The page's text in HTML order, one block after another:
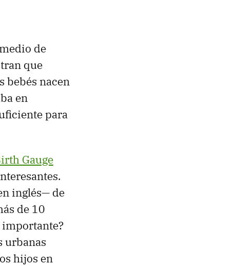
de
que
bebés nacen
en
para
Gauge
inglés— de
de 10
importante?
urbanas
hijos en